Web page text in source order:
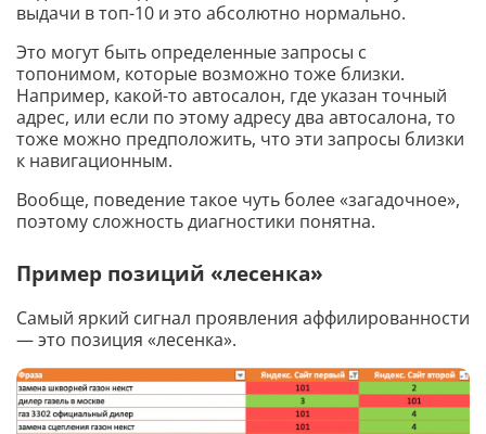
выдачи в топ-10 и это абсолютно нормально.
Это могут быть определенные запросы с
топонимом, которые возможно тоже близки.
Например, какой-то автосалон, где указан точный
адрес, или если по этому адресу два автосалона, то
тоже можно предположить, что эти запросы близки
к навигационным.
Вообще, поведение такое чуть более «загадочное»,
поэтому сложность диагностики понятна.
Пример позиций «лесенка»
Самый яркий сигнал проявления аффилированности
— это позиция «лесенка».